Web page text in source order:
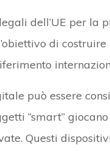
dell’UE per la
di
può essere
“smart”
Questi